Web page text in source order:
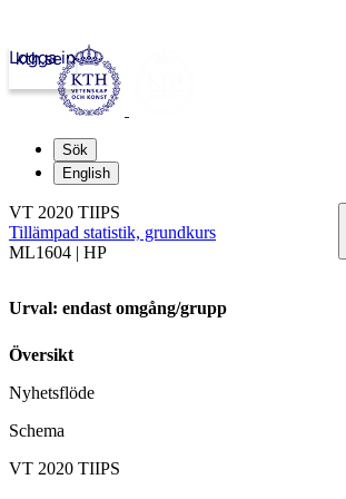
kth.se
Logga in
Sök
English
VT 2020 TIIPS
Tillämpad statistik, grundkurs
ML1604 | HP
Urval: endast omgång/grupp
Översikt
Nyhetsflöde
Schema
VT 2020 TIIPS